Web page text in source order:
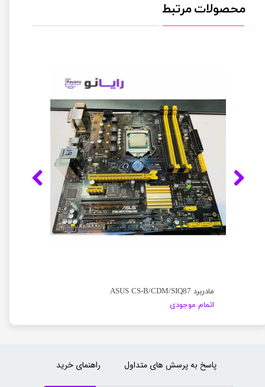
محصولات مرتبط
مادربرد ASUS CS-B/CDM/SIQ87
اتمام موجودی
راهنمای خرید پاسخ به پرسش های متداول